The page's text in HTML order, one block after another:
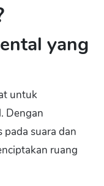
yang
untuk
Dengan
suara dan
ruang